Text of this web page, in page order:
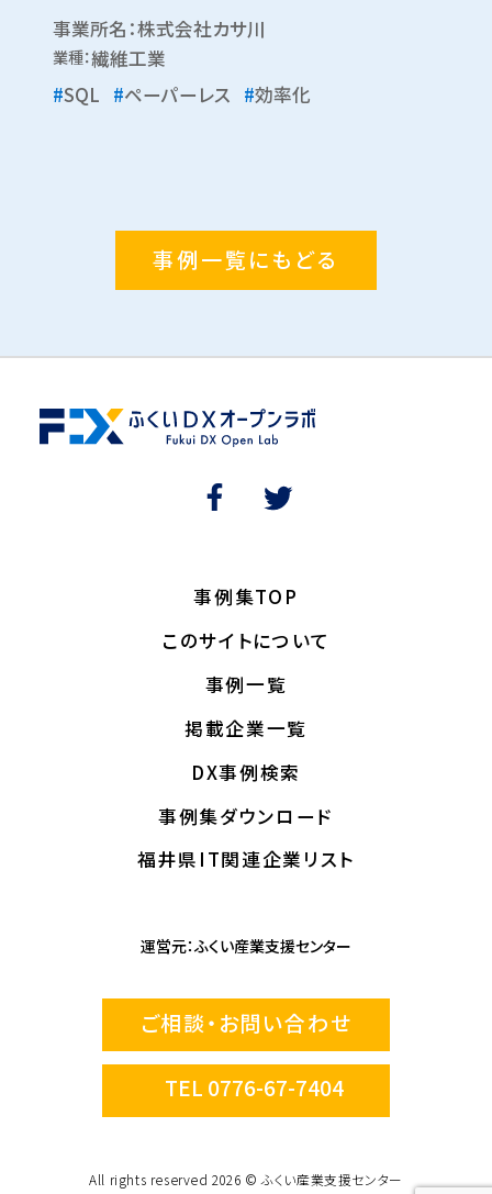
事業所名：株式会社カサ川
業種：繊維工業
#SQL #ペーパーレス #効率化
事例一覧にもどる
事例集TOP
このサイトについて
事例一覧
掲載企業一覧
DX事例検索
事例集ダウンロード
福井県IT関連企業リスト
運営元：ふくい産業支援センター
ご相談・お問い合わせ
TEL 0776-67-7404
All rights reserved 2026 © ふくい産業支援センター